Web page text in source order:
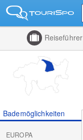
Reiseführer
Bademöglichkeiten
EUROPA